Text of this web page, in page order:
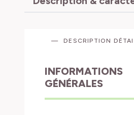
GÉNÉRALES